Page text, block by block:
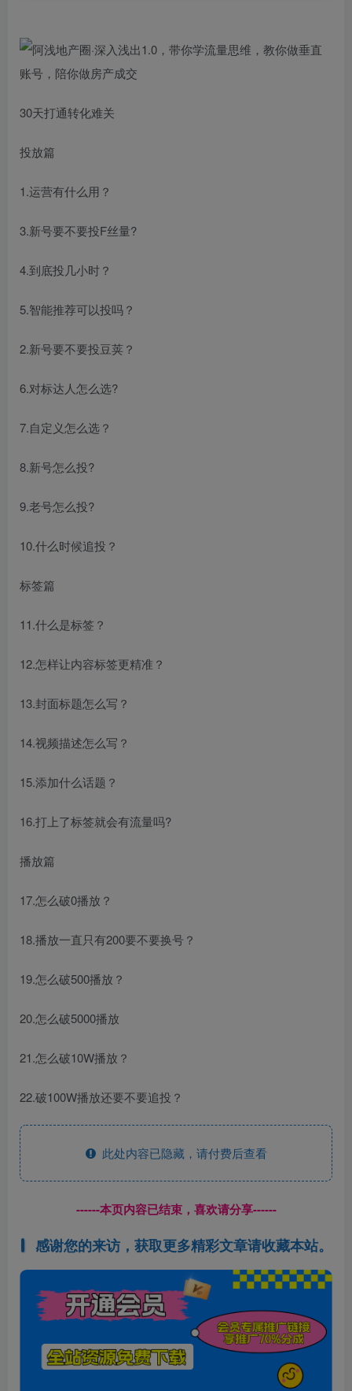
30天打通转化难关
投放篇
1.运营有什么用？
3.新号要不要投F丝量?
4.到底投几小时？
5.智能推荐可以投吗？
2.新号要不要投豆荚？
6.对标达人怎么选?
7.自定义怎么选？
8.新号怎么投?
9.老号怎么投?
10.什么时候追投？
标签篇
11.什么是标签？
12.怎样让内容标签更精准？
13.封面标题怎么写？
14.视频描述怎么写？
15.添加什么话题？
16.打上了标签就会有流量吗?
播放篇
17.怎么破0播放？
18.播放一直只有200要不要换号？
19.怎么破500播放？
20.怎么破5000播放
21.怎么破10W播放？
22.破100W播放还要不要追投？
此处内容已隐藏，请付费后查看
------本页内容已结束，喜欢请分享------
感谢您的来访，获取更多精彩文章请收藏本站。